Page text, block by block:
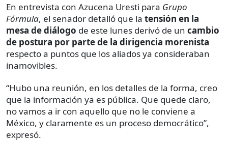
En entrevista con Azucena Uresti para Grupo
Fórmula, el senador detalló que la tensión en la
mesa de diálogo de este lunes derivó de un cambio
de postura por parte de la dirigencia morenista
respecto a puntos que los aliados ya consideraban
inamovibles.
“Hubo una reunión, en los detalles de la forma, creo
que la información ya es pública. Que quede claro,
no vamos a ir con aquello que no le conviene a
México, y claramente es un proceso democrático”,
expresó.